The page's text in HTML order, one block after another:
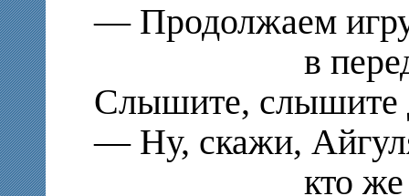
— Продолжаем
в
Слышите, слышите
— Ну, скажи,
кто же